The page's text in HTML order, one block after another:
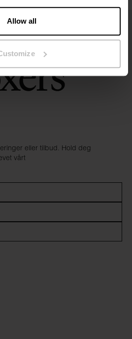
Allow all
eller tilbud. Hold deg
vårt